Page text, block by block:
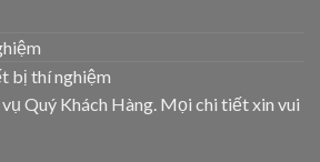
bị thí nghiệm
Quý Khách Hàng. Mọi chi tiết xin vui